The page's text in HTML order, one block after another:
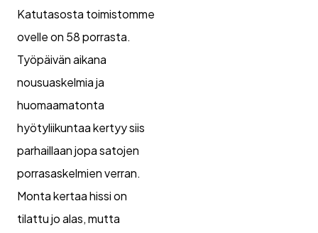
Katutasosta toimistomme
ovelle on 58 porrasta.
Työpäivän aikana
nousuaskelmia ja
huomaamatonta
hyötyliikuntaa kertyy siis
parhaillaan jopa satojen
porrasaskelmien verran.
Monta kertaa hissi on
tilattu jo alas, mutta